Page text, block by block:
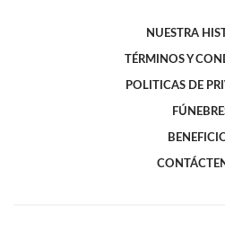
NUESTRA
TÉRMINOS Y
POLITICAS DE